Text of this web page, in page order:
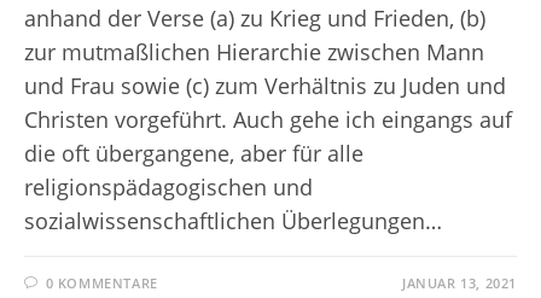
anhand der Verse (a) zu Krieg und Frieden, (b)
zur mutmaßlichen Hierarchie zwischen Mann
und Frau sowie (c) zum Verhältnis zu Juden und
Christen vorgeführt. Auch gehe ich eingangs auf
die oft übergangene, aber für alle
religionspädagogischen und
sozialwissenschaftlichen Überlegungen…
0 KOMMENTARE JANUAR 13, 2021